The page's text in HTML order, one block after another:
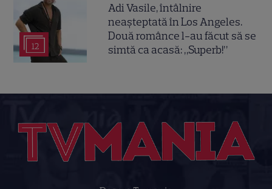
12
Adi Vasile, întâlnire
neașteptată în Los Angeles.
Două românce l-au făcut să se
simtă ca acasă: „Superb!”